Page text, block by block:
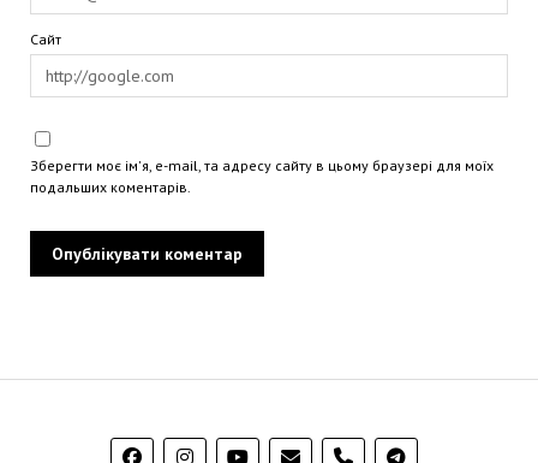
Сайт
Зберегти моє ім'я, e-mail, та адресу сайту в цьому браузері для моїх
подальших коментарів.
phone